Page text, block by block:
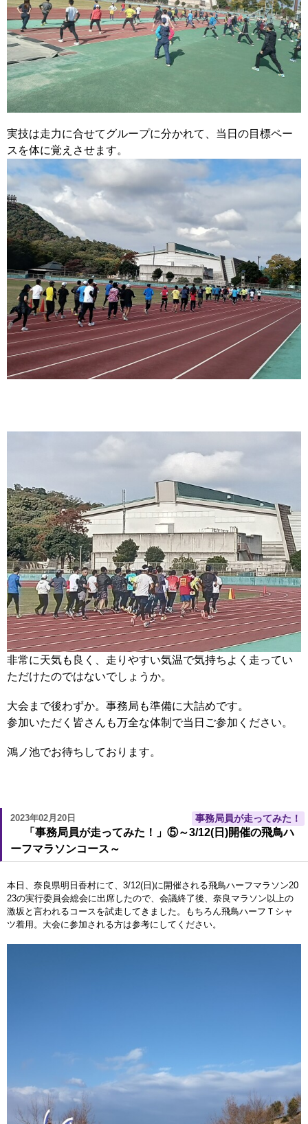
実技は走力に合せてグループに分かれて、当日の目標ペー
スを体に覚えさせます。
非常に天気も良く、走りやすい気温で気持ちよく走ってい
ただけたのではないでしょうか。
大会まで後わずか。事務局も準備に大詰めです。
参加いただく皆さんも万全な体制で当日ご参加ください。
鴻ノ池でお待ちしております。
2023年02月20日 事務局員が走ってみた！
「事務局員が走ってみた！」⑤～3/12(日)開催の飛鳥ハ
ーフマラソンコース～
本日、奈良県明日香村にて、3/12(日)に開催される飛鳥ハーフマラソン20
23の実行委員会総会に出席したので、会議終了後、奈良マラソン以上の
激坂と言われるコースを試走してきました。もちろん飛鳥ハーフＴシャ
ツ着用。大会に参加される方は参考にしてください。